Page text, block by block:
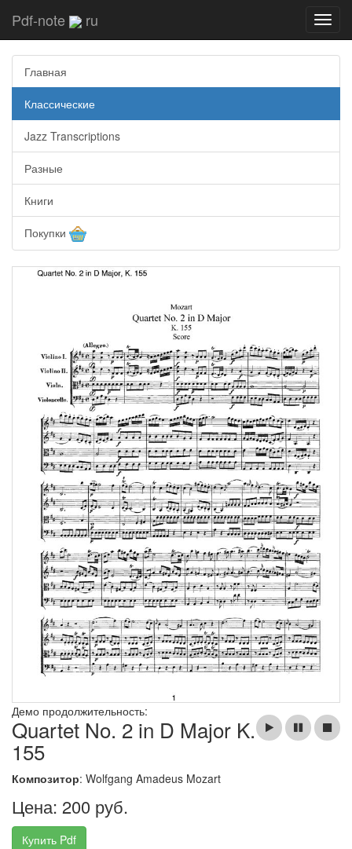
Pdf-note ru
Главная
Классические
Jazz Transcriptions
Разные
Книги
Покупки
Демо продолжительность:
Quartet No. 2 in D Major K.
155
Композитор: Wolfgang Amadeus Mozart
Цена: 200 руб.
Купить Pdf